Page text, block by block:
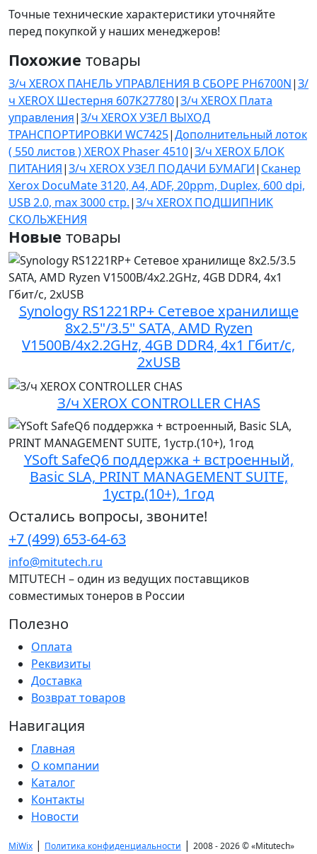
Точные технические характеристики уточняйте
перед покупкой у наших менеджеров!
Похожие товары
З/ч XEROX ПАНЕЛЬ УПРАВЛЕНИЯ В СБОРЕ PH6700N|З/
ч XEROX Шестерня 607K27780|З/ч XEROX Плата
управления|З/ч XEROX УЗЕЛ ВЫХОД
ТРАНСПОРТИРОВКИ WC7425|Дополнительный лоток
( 550 листов ) XEROX Phaser 4510|З/ч XEROX БЛОК
ПИТАНИЯ|З/ч XEROX УЗЕЛ ПОДАЧИ БУМАГИ| Сканер
Xerox DocuMate 3120, A4, ADF, 20ppm, Duplex, 600 dpi,
USB 2.0, max 3000 стр.|З/ч XEROX ПОДШИПНИК
СКОЛЬЖЕНИЯ
Новые товары
Synology RS1221RP+ Сетевое хранилище
8x2.5"/3.5" SATA, AMD Ryzen
V1500B/4x2.2GHz, 4GB DDR4, 4x1 Гбит/с,
2xUSB
З/ч XEROX CONTROLLER CHAS
YSoft SafeQ6 поддержка + встроенный,
Basic SLA, PRINT MANAGEMENT SUITE,
1устр.(10+), 1год
Остались вопросы, звоните!
+7 (499) 653-64-63
info@mitutech.ru
MITUTECH – один из ведущих поставщиков
совместимых тонеров в России
Полезно
Оплата
Реквизиты
Доставка
Возврат товаров
Навигация
Главная
О компании
Каталог
Контакты
Новости
MiWix | Политика конфиденциальности | 2008 - 2026 ©«Mitutech»